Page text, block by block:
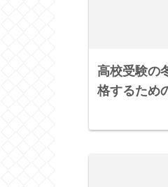
高校受験の
格するため